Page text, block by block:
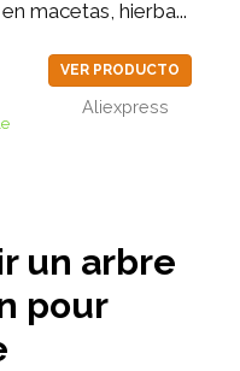
macetas, hierba...
VER PRODUCTO
Aliexpress
un arbre
pour